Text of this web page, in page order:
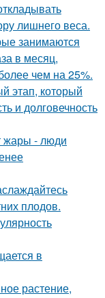
лишнего веса.
занимаются
в месяц,
чем на 25%.
этап, который
и долговечность
жары - люди
плодов.
в
растение,